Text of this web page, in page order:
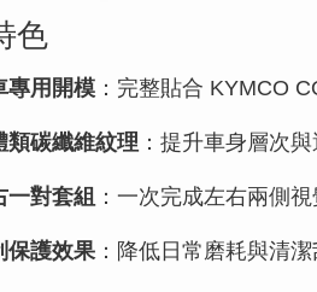
色
專用開模 ：完整貼合 KYMCO
類碳纖維紋理 ：提升車身層次
一對套組 ：一次完成左右兩側
保護效果：降低日常磨耗與清潔